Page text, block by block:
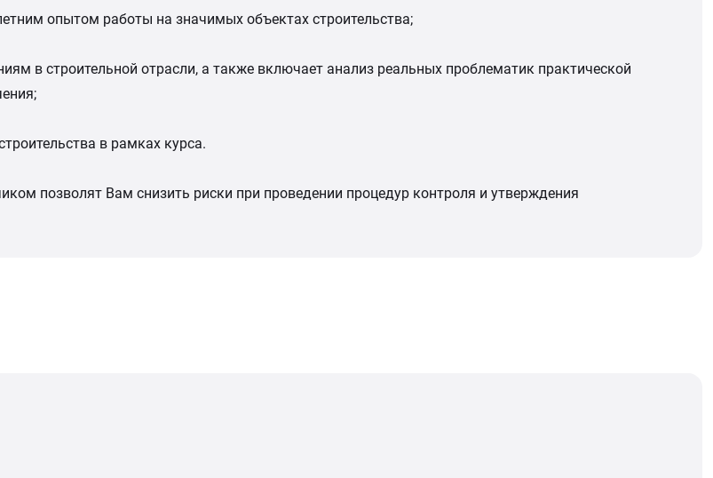
опытом работы на значимых объектах строительства;
в строительной отрасли, а также включает анализ реальных проблематик практической
в рамках курса.
позволят Вам снизить риски при проведении процедур контроля и утверждения